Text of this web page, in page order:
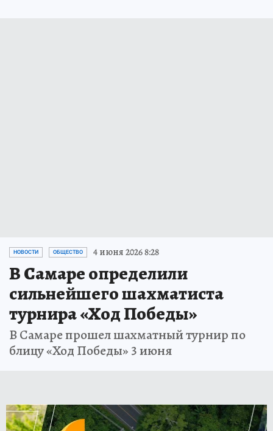
НОВОСТИ ОБЩЕСТВО 4 июня 2026 8:28
В Самаре определили
сильнейшего шахматиста
турнира «Ход Победы»
В Самаре прошел шахматный турнир по
блицу «Ход Победы» 3 июня